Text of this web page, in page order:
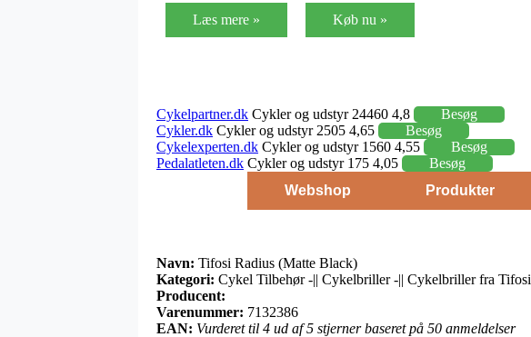
Læs mere » Køb nu »
Cykelpartner.dk Cykler og udstyr 24460 4,8
Besøg
Cykler.dk Cykler og udstyr 2505 4,65
Besøg
Cykelexperten.dk Cykler og udstyr 1560 4,55
Besøg
Pedalatleten.dk Cykler og udstyr 175 4,05
Besøg
Webshop
Produkter
Navn: Tifosi Radius (Matte Black)
Kategori: Cykel Tilbehør -|| Cykelbriller -|| Cykelbriller fra Tifosi
Producent:
Varenummer: 7132386
EAN: Vurderet til 4 ud af 5 stjerner baseret på 50 anmeldelser